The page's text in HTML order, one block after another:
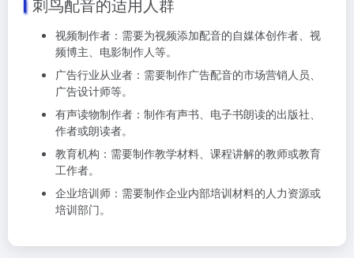
视频制作者：需要为视频添加配音的自媒体创作者、视
频博主、电影制作人等。
广告行业从业者：需要制作广告配音的市场营销人员、
广告设计师等。
有声读物制作者：制作有声书、电子书朗读的出版社、
作者或朗读者。
教育机构：需要制作教学材料、课程讲解的教师或教育
工作者。
企业培训师：需要制作企业内部培训材料的人力资源或
培训部门。